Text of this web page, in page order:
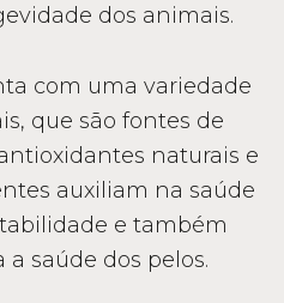
dos animais.
com uma variedade
que são fontes de
naturais e
auxiliam na saúde
e também
saúde dos pelos.